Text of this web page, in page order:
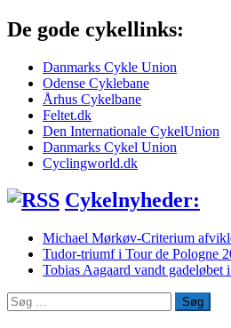
De gode cykellinks:
Danmarks Cykle Union
Odense Cyklebane
Århus Cykelbane
Feltet.dk
Den Internationale CykelUnion
Danmarks Cykel Union
Cyclingworld.dk
Cykelnyheder:
Michael Mørkøv-Criterium
Tudor-triumf i Tour de Pologne
Tobias Aagaard vandt gadeløbet
Søg
efter: